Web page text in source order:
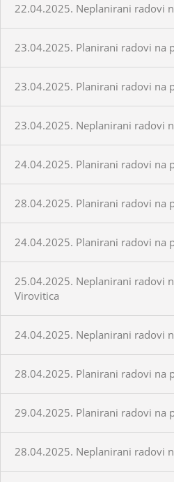
22.04.2025. Neplanirani radovi
23.04.2025. Planirani radovi na
23.04.2025. Planirani radovi na
23.04.2025. Neplanirani radovi
24.04.2025. Planirani radovi na
28.04.2025. Planirani radovi na
24.04.2025. Planirani radovi na
25.04.2025. Neplanirani radovi
Virovitica
24.04.2025. Neplanirani radovi
28.04.2025. Planirani radovi na
29.04.2025. Planirani radovi na
28.04.2025. Neplanirani radovi